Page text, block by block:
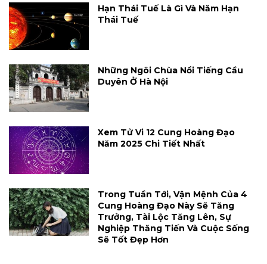
Hạn Thái Tuế Là Gì Và Năm Hạn
Thái Tuế
Những Ngôi Chùa Nổi Tiếng Cầu
Duyên Ở Hà Nội
Xem Tử Vi 12 Cung Hoàng Đạo
Năm 2025 Chi Tiết Nhất
Trong Tuần Tới, Vận Mệnh Của 4
Cung Hoàng Đạo Này Sẽ Tăng
Trưởng, Tài Lộc Tăng Lên, Sự
Nghiệp Thăng Tiến Và Cuộc Sống
Sẽ Tốt Đẹp Hơn